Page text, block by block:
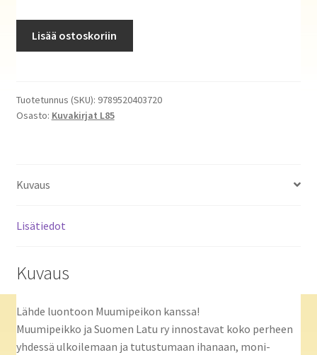
Lisää ostoskoriin
Tuotetunnus (SKU): 9789520403720
Osasto: Kuvakirjat L85
Kuvaus
Lisätiedot
Kuvaus
Lähde luontoon Muumipeikon kanssa!
Muumipeikko ja Suomen Latu ry innostavat koko perheen
yhdessä ulkoilemaan ja tutustumaan ihanaan, moni-